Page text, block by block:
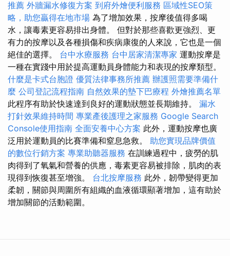
推薦 外牆漏水修復方案 到府外燴便利服務 區域性SEO策
略，助您贏得在地市場 為了增加效果，按摩後值得多喝
水，讓毒素更容易排出身體。 但對於那些喜歡更強烈、更
有力的按摩以及各種損傷和疾病康復的人來說，它也是一個
絕佳的選擇。 台中水療服務 台中居家清潔專家 運動按摩是
一種在實踐中用於提高運動員身體能力和表現的按摩類型。
什麼是卡式台胞證 優質法律事務所推薦 辦護照需要準備什
麼 公司登記流程指南 自然效果的墊下巴療程 外燴推薦名單
此程序有助於快速達到良好的運動狀態並長期維持。 漏水
打針效果維持時間 專業產後護理之家服務 Google Search
Console使用指南 全面安養中心方案 此外，運動按摩也廣
泛用於運動員的比賽準備和窒息急救。 助您實現品牌價值
的數位行銷方案 專業助聽器服務 在訓練過程中，疲勞的肌
肉得到了氧氣和營養的供應，毒素更容易被排除，肌肉的表
現得到恢復甚至增強。 台北按摩服務 此外，韌帶變得更加
柔韌，關節與周圍所有組織的血液循環顯著增加，這有助於
增加關節的活動範圍。